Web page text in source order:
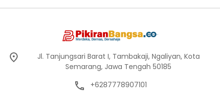
Jl. Tanjungsari Barat I, Tambakaji, Ngaliyan, Kota
Semarang, Jawa Tengah 50185
+6287778907101